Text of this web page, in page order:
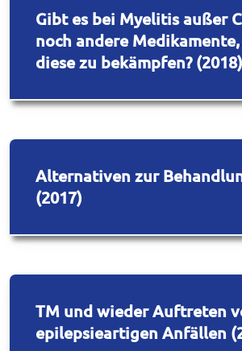
Gibt es bei Myelitis außer
noch andere
diese zu bekämpfen? (2018)
Alternativen zur
(2017)
TM und wieder Auftreten
epilepsieartigen Anfällen